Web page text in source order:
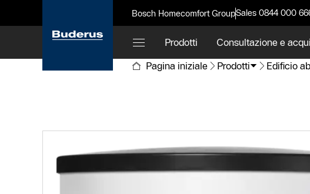
Bosch Homecomfort GroupSales 0844 000
Prodotti Consultazione e
Pagina iniziale
Prodotti Edificio